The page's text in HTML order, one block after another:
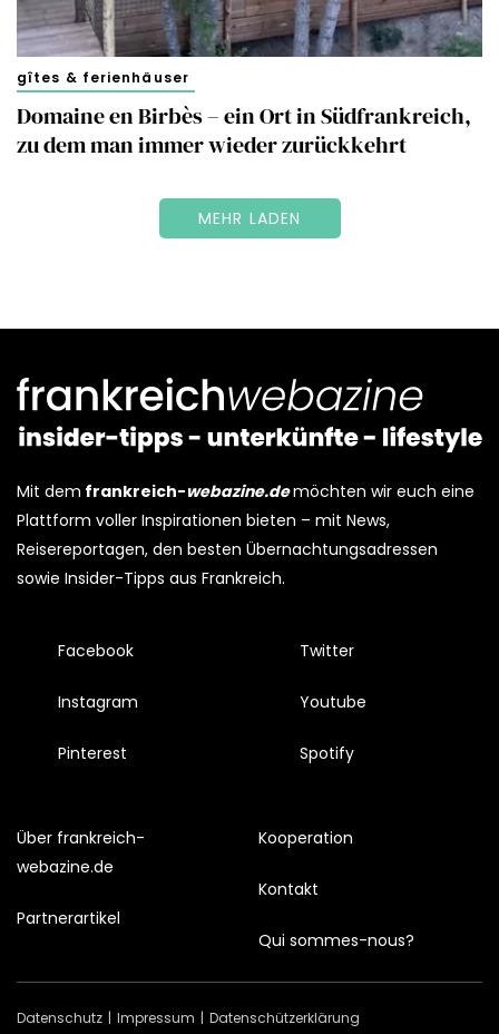
gîtes & ferienhäuser
Domaine en Birbès – ein Ort in Südfrankreich,
zu dem man immer wieder zurückkehrt
MEHR LADEN
Mit dem frankreich-webazine.demöchten wir euch eine
Plattform voller Inspirationen bieten – mit News,
Reisereportagen, den besten Übernachtungsadressen
sowie Insider-Tipps aus Frankreich.
Facebook
Instagram
Pinterest
Twitter
Youtube
Spotify
Über frankreich-
webazine.de
Partnerartikel
Kooperation
Kontakt
Qui sommes-nous?
Datenschutz Impressum Datenschützerklärung